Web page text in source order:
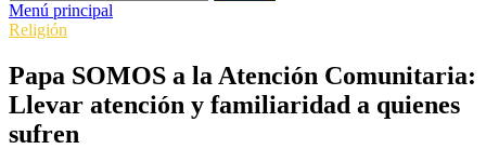
Menú principal
Religión
Papa SOMOS a la Atención Comunitaria:
Llevar atención y familiaridad a quienes
sufren